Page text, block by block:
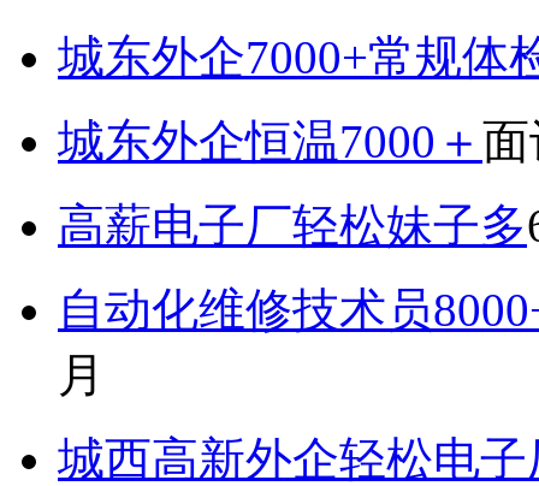
城东外企7000+常规体
城东外企恒温7000＋
高薪电子厂轻松妹子多
自动化维修技术员
月
城西高新外企轻松电子